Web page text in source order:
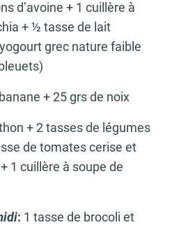
d’avoine + 1 cuillère à
+ ½ tasse de lait
grec nature faible
+ 25 grs de noix
+ 2 tasses de légumes
de tomates cerise et
1 cuillère à soupe de
: 1 tasse de brocoli et